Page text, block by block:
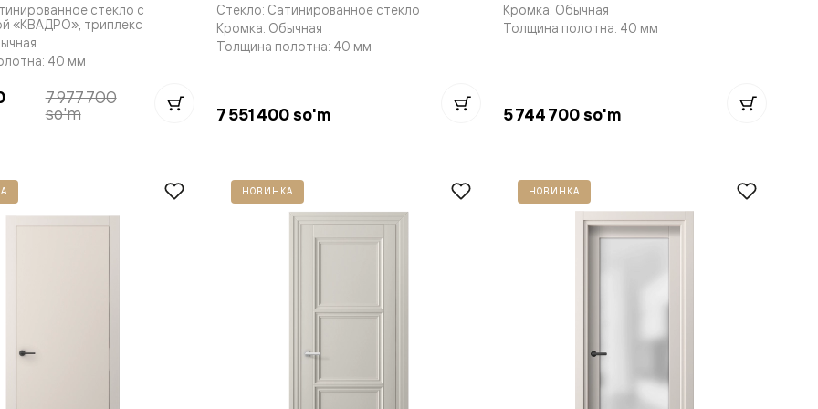
стекло с
«КВАДРО», триплекс
40 мм
7 977 700
so'm
Стекло: Сатинированное стекло
Кромка: Обычная
Толщина полотна: 40 мм
7 551 400 so'm
Кромка: Обычная
Толщина полотна: 40 мм
5 744 700 so'm
НОВИНКА НОВИНКА